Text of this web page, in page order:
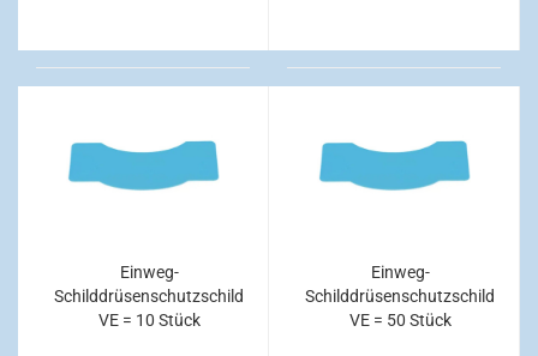
Einweg-
Schilddrüsenschutzschild
VE = 10 Stück
Einweg-
Schilddrüsenschutzschild
VE = 50 Stück